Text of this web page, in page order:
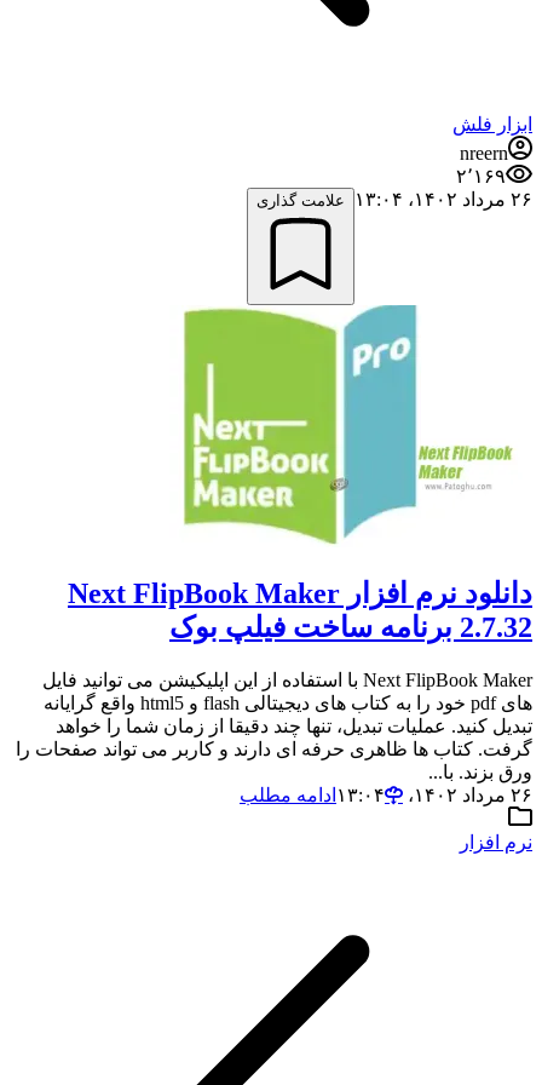
ابزار فلش
nreern
۲٬۱۶۹
۲۶ مرداد ۱۴۰۲،‏ ۱۳:۰۴
علامت گذاری
دانلود نرم افزار Next FlipBook Maker
2.7.32 برنامه ساخت فیلپ بوک
Next FlipBook Maker با استفاده از این اپلیکیشن می توانید فایل
های pdf خود را به کتاب های دیجیتالی flash و html5 واقع گرایانه
تبدیل کنید. عملیات تبدیل، تنها چند دقیقا از زمان شما را خواهد
گرفت. کتاب ها ظاهری حرفه ای دارند و کاربر می تواند صفحات را
ورق بزند. با...
۲۶ مرداد ۱۴۰۲،‏ ۱۳:۰۴
ادامه مطلب
نرم افزار